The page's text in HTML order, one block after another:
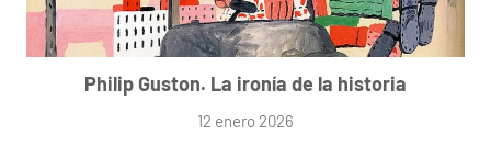
Philip Guston. La ironía de la historia
12 enero 2026